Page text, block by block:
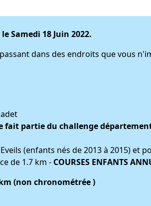
Samedi 18 Juin 2022.
dans des endroits que vous
fait partie du challenge
(enfants nés de 2013 à 2015) et
de 1.7 km - COURSES ENFANTS
(non chronométrée )